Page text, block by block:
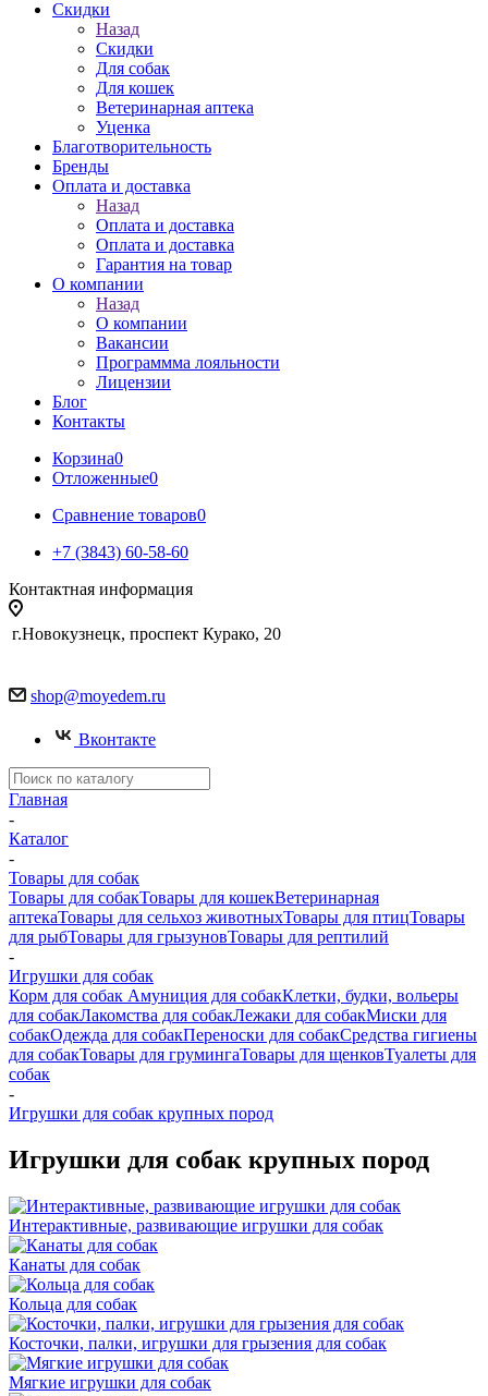
Скидки
Назад
Скидки
Для собак
Для кошек
Ветеринарная аптека
Уценка
Благотворительность
Бренды
Оплата и доставка
Назад
Оплата и доставка
Оплата и доставка
Гарантия на товар
О компании
Назад
О компании
Вакансии
Программма лояльности
Лицензии
Блог
Контакты
Корзина0
Отложенные0
Сравнение товаров0
+7 (3843) 60-58-60
Контактная информация
г.Новокузнецк, проспект Курако, 20
shop@moyedem.ru
Вконтакте
Главная
-
Каталог
-
Товары для собак
Товары для собакТовары для кошекВетеринарная
аптекаТовары для сельхоз животныхТовары для птицТовары
для рыбТовары для грызуновТовары для рептилий
-
Игрушки для собак
Корм для собак Амуниция для собакКлетки, будки, вольеры
для собакЛакомства для собакЛежаки для собакМиски для
собакОдежда для собакПереноски для собакСредства гигиены
для собакТовары для грумингаТовары для щенковТуалеты для
собак
-
Игрушки для собак крупных пород
Игрушки для собак крупных пород
Интерактивные, развивающие игрушки для собак
Канаты для собак
Кольца для собак
Косточки, палки, игрушки для грызения для собак
Мягкие игрушки для собак